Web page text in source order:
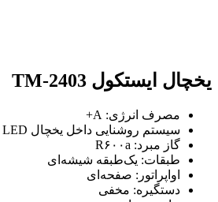
یخچال ایستکول TM-2403
مصرف انرژی: A+
سیستم روشنایی داخل یخچال
گاز مبرد: R۶۰۰a
طبقات: یک‌طبقه شیشه‌ای
اواپراتور: صفحه‌ای
دستگیره: مخفی